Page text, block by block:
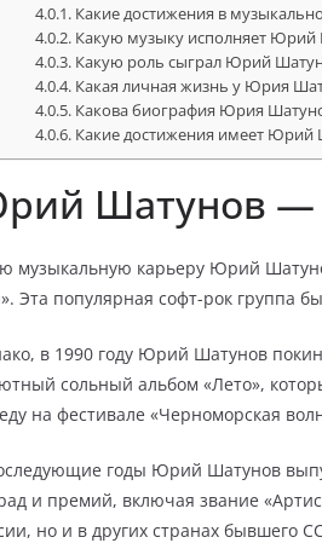
Какие достижения в
Какую музыку исполняет Юрий
Какую роль сыграл Юрий
Какая личная жизнь у Юрия
Какова биография Юрия
Какие достижения имеет Юрий
Шатунов —
музыкальную карьеру Юрий
Эта популярная софт-рок группа
в 1990 году Юрий Шатунов
сольный альбом «Лето»,
на фестивале «Черноморская
годы Юрий Шатунов
и премий, включая звание
но и в других странах бывшего